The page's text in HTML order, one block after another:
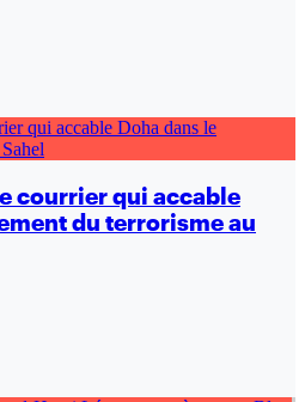
courrier qui accable
du terrorisme au